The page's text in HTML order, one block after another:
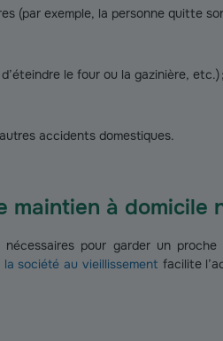
(par exemple, la personne quitte
le four ou la gazinière, etc.) ;
accidents domestiques.
maintien à domicile
nécessaires pour garder un
la société au vieillissement facilite